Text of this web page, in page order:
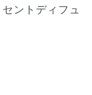
ントディフュ